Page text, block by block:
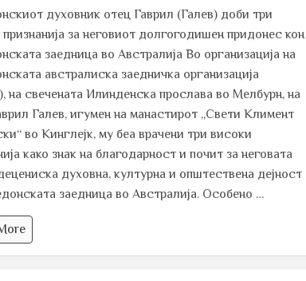
духовник отец Гаврил (Галев) доби три
за неговиот долгогодишен придонес кон
заедница во Австралија Во организација на
австралиска заедничка организација
на свечената Илинденска прослава во Мелбурн, на
Галев, игумен на манастирот „Свети Климент
во Кинглејк, му беа врачени три високи
како знак на благодарност и почит за неговата
духовна, културна и општествена дејност
заедница во Австралија. Особено …